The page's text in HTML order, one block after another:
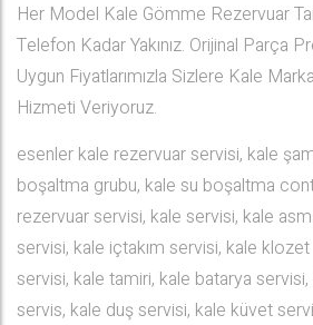
Her Model Kale Gömme Rezervuar
Telefon Kadar Yakınız. Orijinal Parça
Uygun Fiyatlarımızla Sizlere Kale
Hizmeti Veriyoruz.
esenler kale rezervuar servisi, kale
boşaltma grubu, kale su boşaltma
rezervuar servisi, kale servisi, kale
servisi, kale içtakım servisi, kale klozet
servisi, kale tamiri, kale batarya
servis, kale duş servisi, kale küvet